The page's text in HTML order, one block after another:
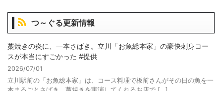
つ～ぐる更新情報
藁焼きの炎に、一本さばき。立川「お魚総本家」の豪快刺身コー
スが本当にすごかった #提供
2026/07/01
立川駅前の「お魚総本家」は、コース料理で板前さんがその日の魚を一